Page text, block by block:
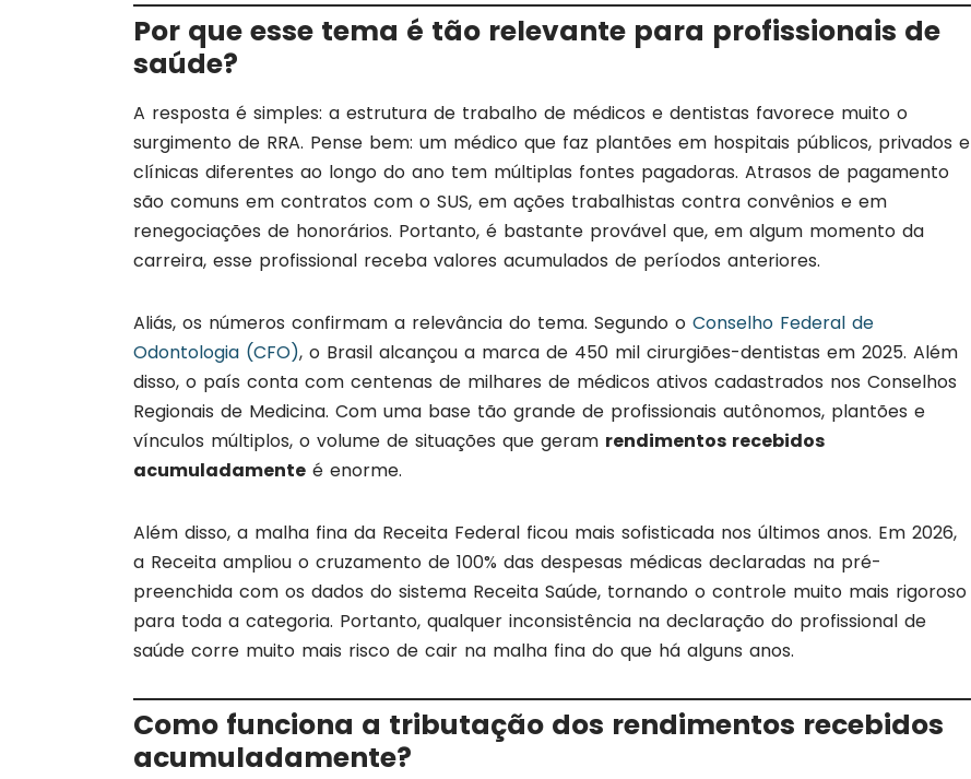
Por que esse tema é tão relevante para profissionais de
saúde?
A resposta é simples: a estrutura de trabalho de médicos e dentistas favorece muito o
surgimento de RRA. Pense bem: um médico que faz plantões em hospitais públicos, privados e
clínicas diferentes ao longo do ano tem múltiplas fontes pagadoras. Atrasos de pagamento
são comuns em contratos com o SUS, em ações trabalhistas contra convênios e em
renegociações de honorários. Portanto, é bastante provável que, em algum momento da
carreira, esse profissional receba valores acumulados de períodos anteriores.
Aliás, os números confirmam a relevância do tema. Segundo o Conselho Federal de
Odontologia (CFO), o Brasil alcançou a marca de 450 mil cirurgiões-dentistas em 2025. Além
disso, o país conta com centenas de milhares de médicos ativos cadastrados nos Conselhos
Regionais de Medicina. Com uma base tão grande de profissionais autônomos, plantões e
vínculos múltiplos, o volume de situações que geram rendimentos recebidos
acumuladamente é enorme.
Além disso, a malha fina da Receita Federal ficou mais sofisticada nos últimos anos. Em 2026,
a Receita ampliou o cruzamento de 100% das despesas médicas declaradas na pré-
preenchida com os dados do sistema Receita Saúde, tornando o controle muito mais rigoroso
para toda a categoria. Portanto, qualquer inconsistência na declaração do profissional de
saúde corre muito mais risco de cair na malha fina do que há alguns anos.
Como funciona a tributação dos rendimentos recebidos
acumuladamente?